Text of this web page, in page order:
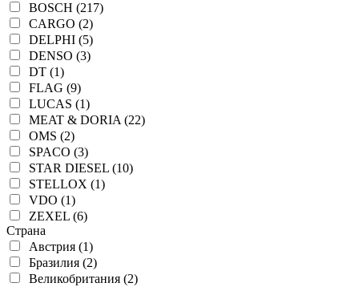
BOSCH (217)
CARGO (2)
DELPHI (5)
DENSO (3)
DT (1)
FLAG (9)
LUCAS (1)
MEAT & DORIA (22)
OMS (2)
SPACO (3)
STAR DIESEL (10)
STELLOX (1)
VDO (1)
ZEXEL (6)
Страна
Австрия (1)
Бразилия (2)
Великобритания (2)